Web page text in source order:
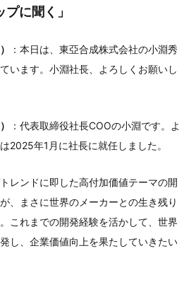
に聞く」
：本日は、東亞合成株式会社の小淵秀
います。小淵社長、よろしくお願いし
：代表取締役社長COOの小淵です。よ
2025年1月に社長に就任しました。
レンドに即した高付加価値テーマの開
、まさに世界のメーカーとの生き残り
これまでの開発経験を活かして、世界
し、企業価値向上を果たしていきたい